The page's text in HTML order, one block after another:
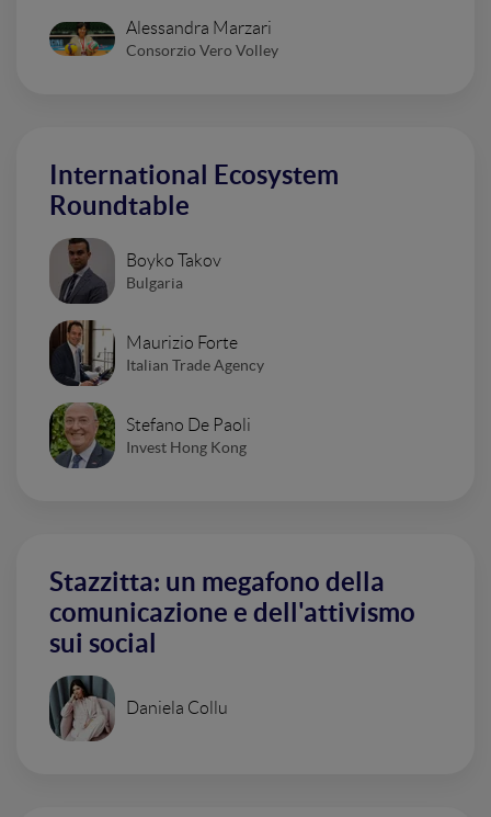
Alessandra Marzari
Consorzio Vero Volley
International Ecosystem
Roundtable
Boyko Takov
Bulgaria
Maurizio Forte
Italian Trade Agency
Stefano De Paoli
Invest Hong Kong
Stazzitta: un megafono della
comunicazione e dell'attivismo
sui social
Daniela Collu